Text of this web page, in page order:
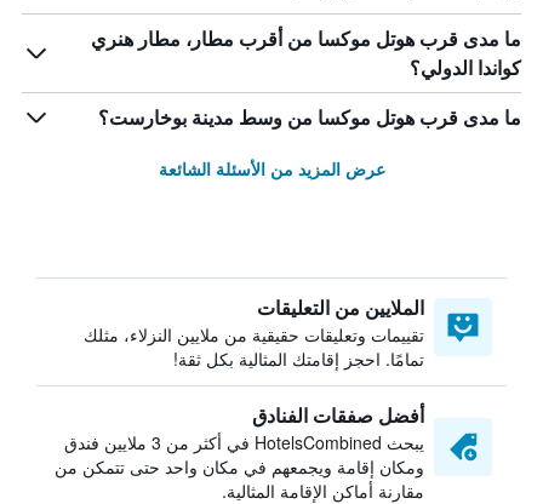
ما مدى قرب هوتل موكسا من أقرب مطار، مطار هنري
كواندا الدولي؟
ما مدى قرب هوتل موكسا من وسط مدينة بوخارست؟
عرض المزيد من الأسئلة الشائعة
الملايين من التعليقات
تقييمات وتعليقات حقيقية من ملايين النزلاء، مثلك
تمامًا. احجز إقامتك المثالية بكل ثقة!
أفضل صفقات الفنادق
يبحث HotelsCombined في أكثر من 3 ملايين فندق
ومكان إقامة ويجمعهم في مكان واحد حتى تتمكن من
مقارنة أماكن الإقامة المثالية.